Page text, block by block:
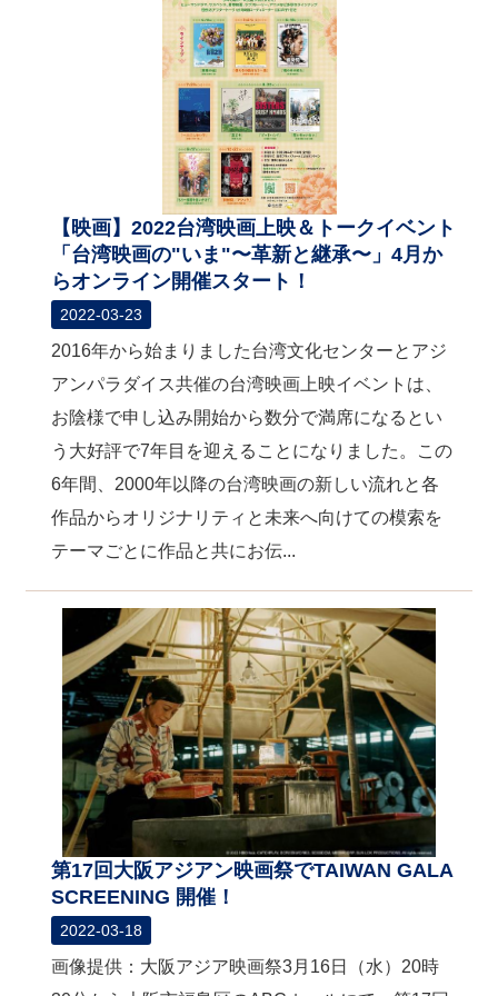
【映画】2022台湾映画上映＆トークイベント
「台湾映画の"いま"〜革新と継承〜」4月か
らオンライン開催スタート！
2022-03-23
2016年から始まりました台湾文化センターとアジ
アンパラダイス共催の台湾映画上映イベントは、
お陰様で申し込み開始から数分で満席になるとい
う大好評で7年目を迎えることになりました。この
6年間、2000年以降の台湾映画の新しい流れと各
作品からオリジナリティと未来へ向けての模索を
テーマごとに作品と共にお伝...
第17回大阪アジアン映画祭でTAIWAN GALA
SCREENING 開催！
2022-03-18
画像提供：大阪アジア映画祭​3月16日（水）20時